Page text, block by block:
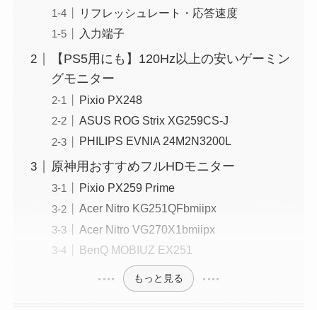
リフレッシュレート・応答速度
入力端子
【PS5用にも】120Hz以上の安いゲーミン
グモニター
Pixio PX248
ASUS ROG Strix XG259CS-J
PHILIPS EVNIA 24M2N3200L
原神用おすすめフルHDモニター
Pixio PX259 Prime
Acer Nitro KG251QFbmiipx
Acer Nitro VG270X1bmiipx
BenQ MOBIUZ EX251
もっと見る